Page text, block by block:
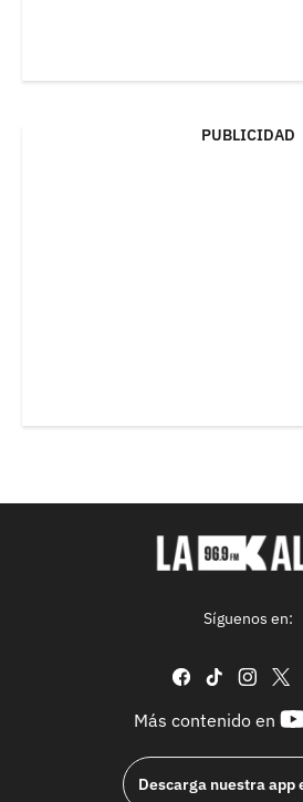
PUBLICIDAD
Síguenos en:
facebook
tiktok
Más contenido en
Descarga nuestra app